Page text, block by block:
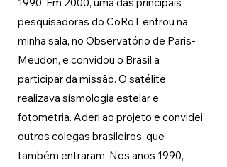
1990. Em 2000, uma das principais
pesquisadoras do CoRoT entrou na
minha sala, no Observatório de Paris-
Meudon, e convidou o Brasil a
participar da missão. O satélite
realizava sismologia estelar e
fotometria. Aderi ao projeto e convidei
outros colegas brasileiros, que
também entraram. Nos anos 1990,